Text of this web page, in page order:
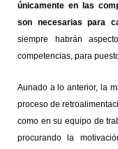
únicamente en las
son necesarias para
siempre habrán
competencias, para
Aunado a lo anterior, la
proceso de
como en su equipo de
procurando la